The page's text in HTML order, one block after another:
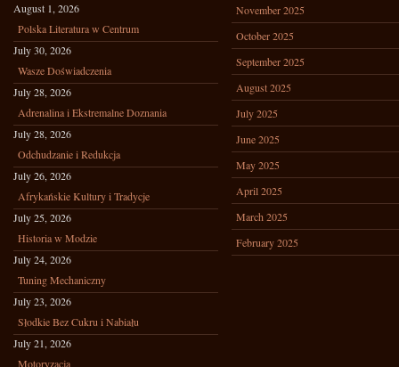
August 1, 2026
Polska Literatura w Centrum
July 30, 2026
Wasze Doświadczenia
July 28, 2026
Adrenalina i Ekstremalne Doznania
July 28, 2026
Odchudzanie i Redukcja
July 26, 2026
Afrykańskie Kultury i Tradycje
July 25, 2026
Historia w Modzie
July 24, 2026
Tuning Mechaniczny
July 23, 2026
Słodkie Bez Cukru i Nabiału
July 21, 2026
Motoryzacja
November 2025
October 2025
September 2025
August 2025
July 2025
June 2025
May 2025
April 2025
March 2025
February 2025